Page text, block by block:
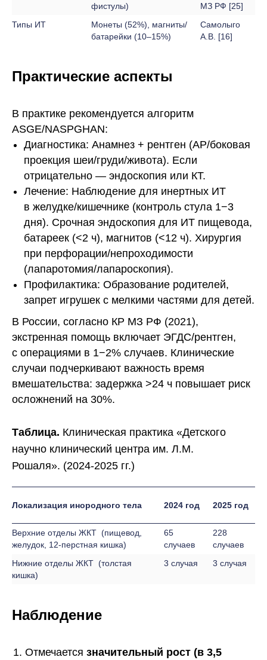
фистулы)
МЗ РФ [25]
Типы ИТ
Монеты (52%), магниты/
батарейки (10–15%)
Самолыго
А.В. [16]
Практические аспекты
В практике рекомендуется алгоритм
ASGE/NASPGHAN:
Диагностика: Анамнез + рентген (AP/боковая
проекция шеи/груди/живота). Если
отрицательно — эндоскопия или КТ.
Лечение: Наблюдение для инертных ИТ
в желудке/кишечнике (контроль стула 1−3
дня). Срочная эндоскопия для ИТ пищевода,
батареек (<2 ч), магнитов (<12 ч). Хирургия
при перфорации/непроходимости
(лапаротомия/лапароскопия).
Профилактика: Образование родителей,
запрет игрушек с мелкими частями для детей.
В России, согласно КР МЗ РФ (2021),
экстренная помощь включает ЭГДС/рентген,
с операциями в 1−2% случаев. Клинические
случаи подчеркивают важность время
вмешательства: задержка >24 ч повышает риск
осложнений на 30%.
Таблица. Клиническая практика «Детского
научно клинический центра им. Л.М.
Рошаля». (2024-2025 гг.)
Локализация инородного тела 2024 год 2025 год
Верхние отделы ЖКТ (пищевод,
желудок, 12-перстная кишка)
65
случаев
228
случаев
Нижние отделы ЖКТ (толстая
кишка)
3 случая 3 случая
Наблюдение
Отмечается значительный рост (в 3,5